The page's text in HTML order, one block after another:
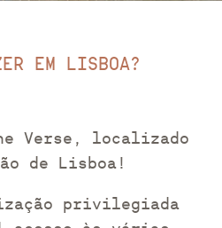
EM LISBOA?
Verse, localizado
de Lisboa!
privilegiada